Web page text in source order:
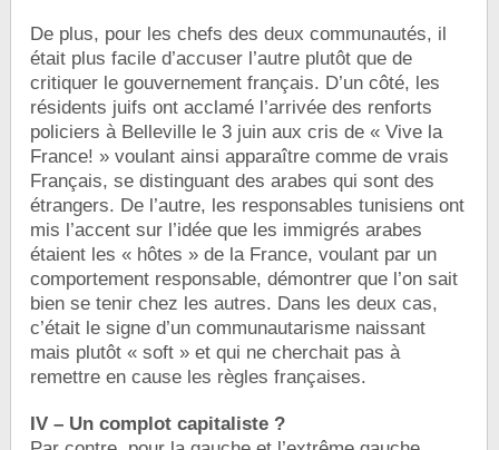
De plus, pour les chefs des deux communautés, il
était plus facile d’accuser l’autre plutôt que de
critiquer le gouvernement français. D’un côté, les
résidents juifs ont acclamé l’arrivée des renforts
policiers à Belleville le 3 juin aux cris de « Vive la
France! » voulant ainsi apparaître comme de vrais
Français, se distinguant des arabes qui sont des
étrangers. De l’autre, les responsables tunisiens ont
mis l’accent sur l’idée que les immigrés arabes
étaient les « hôtes » de la France, voulant par un
comportement responsable, démontrer que l’on sait
bien se tenir chez les autres. Dans les deux cas,
c’était le signe d’un communautarisme naissant
mais plutôt « soft » et qui ne cherchait pas à
remettre en cause les règles françaises.
IV – Un complot capitaliste ?